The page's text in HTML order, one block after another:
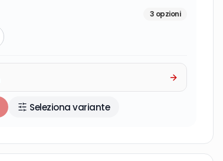
3 opzioni
Seleziona variante